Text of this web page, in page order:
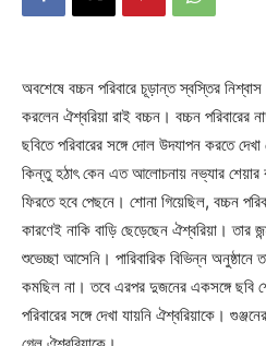
অবশেষে বচ্চন পরিবারে চূড়ান্ত স্বস্তির
করলেন ঐশ্বরিয়া রাই বচ্চন। বচ্চন পরিবারের
ছবিতে পরিবারের সঙ্গে দোল উদযাপন করতে দেখা
কিন্তু হঠাৎ কেন এত আলোচনায় নভ্যার
ফিরতে হবে পেছনে। শোনা গিয়েছিল, বচ্চন
কারণেই নাকি বাড়ি ছেড়েছেন ঐশ্বরিয়া। তার
শুভেচ্ছা আসেনি। পারিবারিক বিভিন্ন অনুষ্ঠানে
কমছিল না। তবে এরপর দুজনের একসঙ্গে ছবি
পরিবারের সঙ্গে দেখা যায়নি ঐশ্বরিয়াকে।